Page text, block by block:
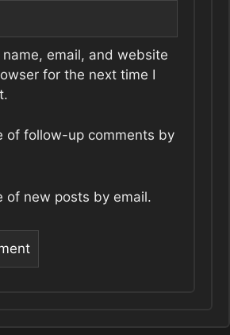
name, email, and website
for the next time I
of follow-up comments by
of new posts by email.